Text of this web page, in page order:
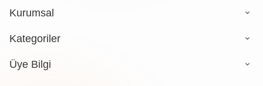
Kurumsal
Kategoriler
Üye Bilgi